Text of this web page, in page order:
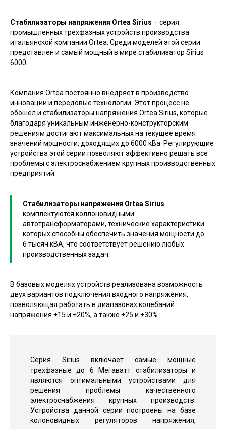
Стабилизаторы напряжения Ortea Sirius – серия
промышленных трехфазных устройств производства
итальянской компании Ortea. Среди моделей этой серии
представлен и самый мощный в мире стабилизатор Sirius
6000.
Компания Ortea постоянно внедряет в производство
инновации и передовые технологии. Этот процесс не
обошел и стабилизаторы напряжения Ortea Sirius, которые
благодаря уникальным инженерно-конструкторским
решениям достигают максимальных на текущее время
значений мощности, доходящих до 6000 кВа. Регулирующие
устройства этой серии позволяют эффективно решать все
проблемы с электроснабжением крупных производственных
предприятий.
Стабилизаторы напряжения Ortea Sirius
комплектуются коллоновидными
автотрансформаторами, технические характеристики
которых способны обеспечить значения мощности до
6 тысяч кВА, что соответствует решению любых
производственных задач.
В базовых моделях устройств реализована возможность
двух вариантов подключения входного напряжения,
позволяющая работать в диапазонах колебаний
напряжения ±15 и ±20%, а также ±25 и ±30%.
Серия Sirius включает самые мощные
трехфазные до 6 Мегаватт стабилизаторы и
являются оптимальными устройствами для
решения проблемы качественного
электроснабжения крупных производств.
Устройства данной серии построены на базе
колоновидных регуляторов напряжения,